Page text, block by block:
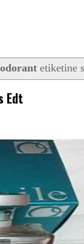
etiketine
Edt